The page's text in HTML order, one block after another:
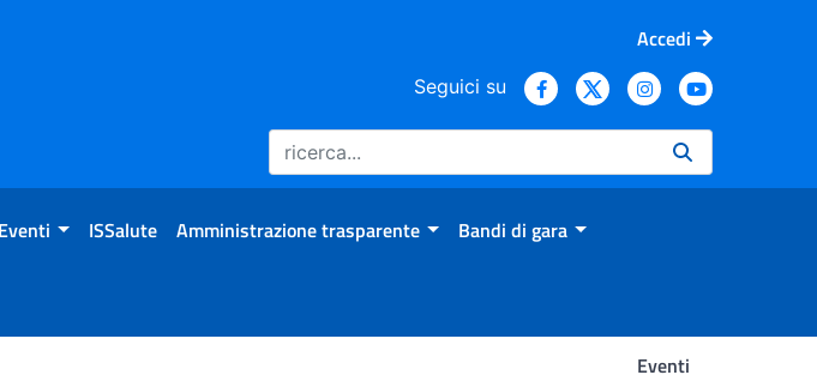
Accedi
Seguici su
Eventi ISSalute Amministrazione trasparente Bandi di gara
Eventi